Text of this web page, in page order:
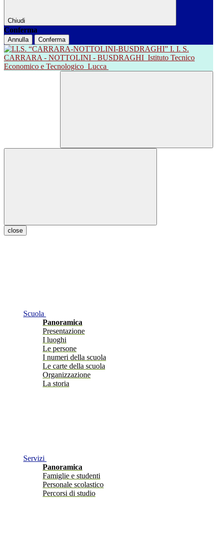
Chiudi
Conferma
Annulla Conferma
I. I. S.
CARRARA - NOTTOLINI - BUSDRAGHI Istituto Tecnico
Economico e Tecnologico Lucca
close
Scuola
Panoramica
Presentazione
I luoghi
Le persone
I numeri della scuola
Le carte della scuola
Organizzazione
La storia
Servizi
Panoramica
Famiglie e studenti
Personale scolastico
Percorsi di studio